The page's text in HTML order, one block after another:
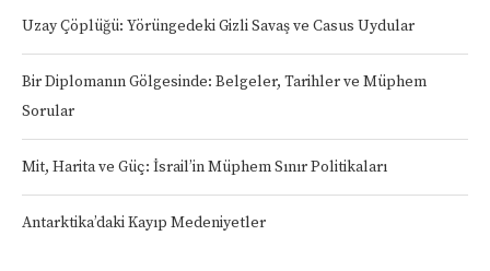
Uzay Çöplüğü: Yörüngedeki Gizli Savaş ve Casus Uydular
Bir Diplomanın Gölgesinde: Belgeler, Tarihler ve Müphem
Sorular
Mit, Harita ve Güç: İsrail’in Müphem Sınır Politikaları
Antarktika’daki Kayıp Medeniyetler